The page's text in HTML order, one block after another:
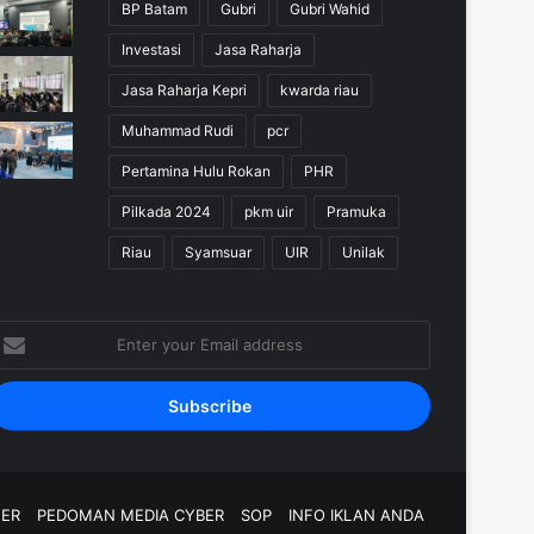
BP Batam Gubri Gubri Wahid
Investasi Jasa Raharja
Jasa Raharja Kepri kwarda riau
Muhammad Rudi pcr
Pertamina Hulu Rokan PHR
Pilkada 2024 pkm uir Pramuka
Riau Syamsuar UIR Unilak
PEDOMAN MEDIA CYBER SOP INFO IKLAN ANDA